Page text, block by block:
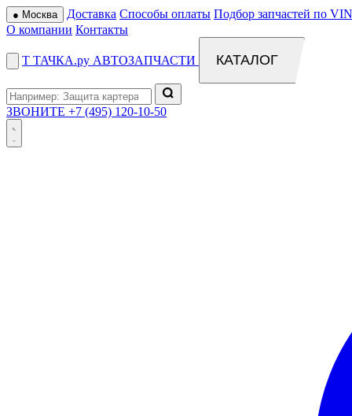
● Москва Доставка Способы оплаты Подбор запчастей по
О компании Контакты
Т ТАЧКА.ру АВТОЗАПЧАСТИ КАТАЛОГ
ЗВОНИТЕ +7 (495) 120-10-50